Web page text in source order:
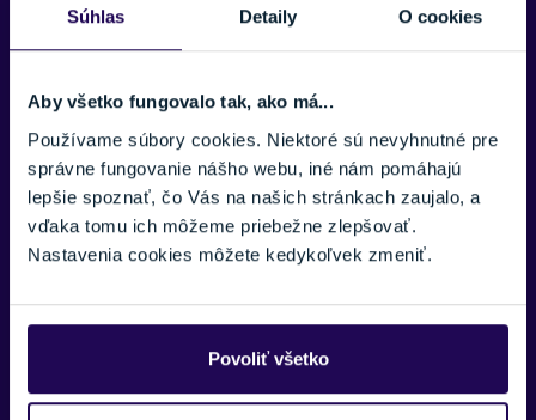
Súhlas Detaily O cookies
Aby všetko fungovalo tak, ako má...
Používame súbory cookies. Niektoré sú nevyhnutné pre
správne fungovanie nášho webu, iné nám pomáhajú
lepšie spoznať, čo Vás na našich stránkach zaujalo, a
vďaka tomu ich môžeme priebežne zlepšovať.
Nastavenia cookies môžete kedykoľvek zmeniť.
Povoliť všetko
Zobraziť viac
E-MAIL:
TELEFÓNNE ČÍSLO:
SPRÁVA:
produktu.